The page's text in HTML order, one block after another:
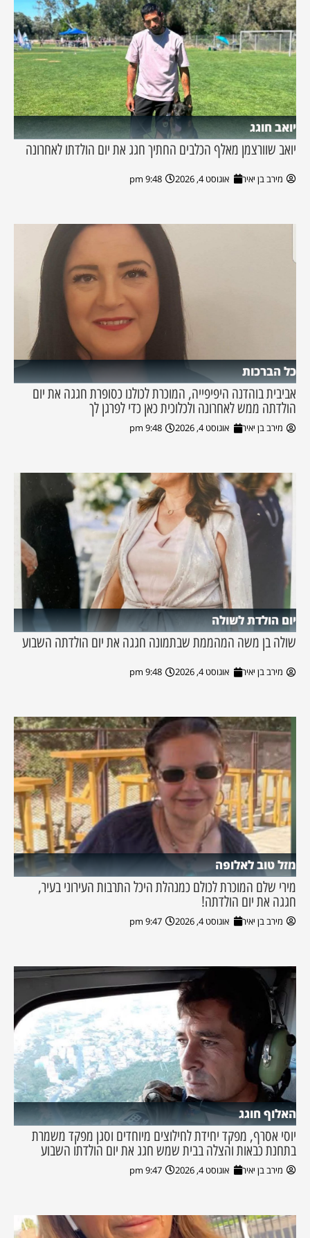
יואב חוגג
יואב שוורצמן מאלף הכלבים החתיך חגג את יום הולדתו לאחרונה
מירב בן יאיר אוגוסט 4, 2026 9:48 pm
כל הברכות
אביבית בוהדנה היפיפייה, המוכרת לכולנו כסופרת חגגה את יום
הולדתה ממש לאחרונה ולכלוכית כאן כדי לפרגן לך
מירב בן יאיר אוגוסט 4, 2026 9:48 pm
יום הולדת לשולה
שולה בן משה המהממת שבתמונה חגגה את יום הולדתה השבוע
מירב בן יאיר אוגוסט 4, 2026 9:48 pm
מזל טוב לאלופה
מירי שלם המוכרת לכולם כמנהלת היכל התרבות העירוני בעיר,
חגגה את יום הולדתה!
מירב בן יאיר אוגוסט 4, 2026 9:47 pm
האלוף חוגג
יוסי אסרף, מפקד יחידת לחילוצים מיוחדים וסגן מפקד משמרת
בתחנת כבאות והצלה בבית שמש חגג את יום הולדתו השבוע
מירב בן יאיר אוגוסט 4, 2026 9:47 pm